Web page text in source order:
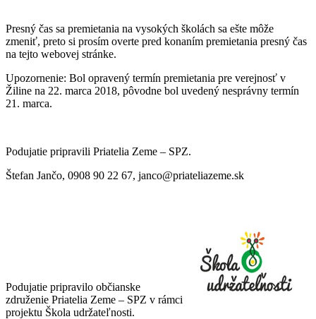
Presný čas sa premietania na vysokých školách sa ešte môže
zmeniť, preto si prosím overte pred konaním premietania presný čas
na tejto webovej stránke.
Upozornenie: Bol opravený termín premietania pre verejnosť v
Žiline na 22. marca 2018, pôvodne bol uvedený nesprávny termín
21. marca.
Podujatie pripravili Priatelia Zeme – SPZ.
Štefan Jančo, 0908 90 22 67, janco@priateliazeme.sk
Podujatie pripravilo občianske
združenie Priatelia Zeme – SPZ v rámci
projektu Škola udržateľnosti.